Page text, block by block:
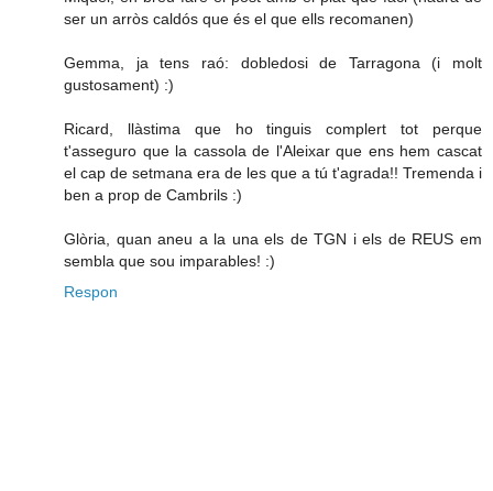
ser un arròs caldós que és el que ells recomanen)
Gemma, ja tens raó: dobledosi de Tarragona (i molt
gustosament) :)
Ricard, llàstima que ho tinguis complert tot perque
t'asseguro que la cassola de l'Aleixar que ens hem cascat
el cap de setmana era de les que a tú t'agrada!! Tremenda i
ben a prop de Cambrils :)
Glòria, quan aneu a la una els de TGN i els de REUS em
sembla que sou imparables! :)
Respon